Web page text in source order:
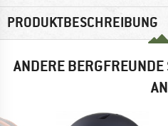
PRODUKTBESCHREIBUNG
ANDERE
AN